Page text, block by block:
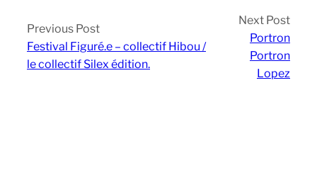
Previous Post
Festival Figuré.e – collectif Hibou /
le collectif Silex édition.
Next Post
Portron
Portron
Lopez